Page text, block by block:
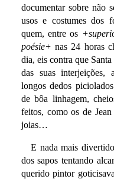
documentar sobre não
usos e costumes dos
quem, entre os
poésie+ nas 24 horas
dia, eis contra que
das suas interjeições,
longos dedos
de bôa linhagem,
feitos, como os de
joias…
E nada mais
dos sapos tentando
querido pintor